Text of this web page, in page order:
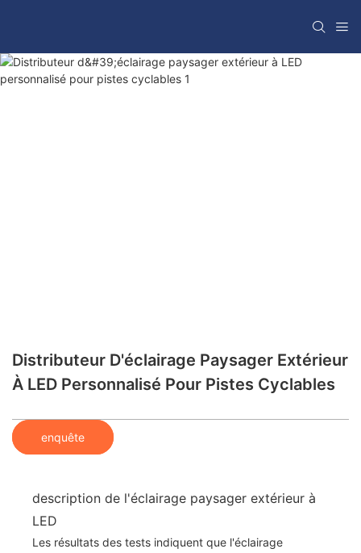
Distributeur D'éclairage Paysager Extérieur
À LED Personnalisé Pour Pistes Cyclables
enquête
description de l'éclairage paysager extérieur à
LED
Les résultats des tests indiquent que l'éclairage